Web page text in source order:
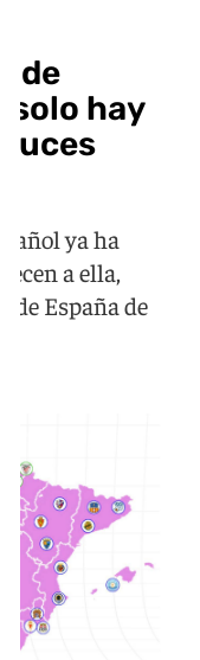
de
solo hay
ya ha
a ella,
de España de